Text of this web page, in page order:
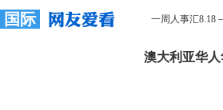
国际 一周人事汇8.18
澳大利亚华